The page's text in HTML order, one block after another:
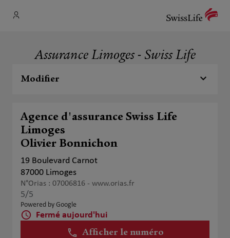
Assurance Limoges - Swiss Life
Modifier
Agence d'assurance Swiss Life
Limoges
Olivier Bonnichon
19 Boulevard Carnot
87000 Limoges
N°Orias : 07006816 - www.orias.fr
5/5
Powered by Google
Fermé aujourd'hui
Afficher le numéro